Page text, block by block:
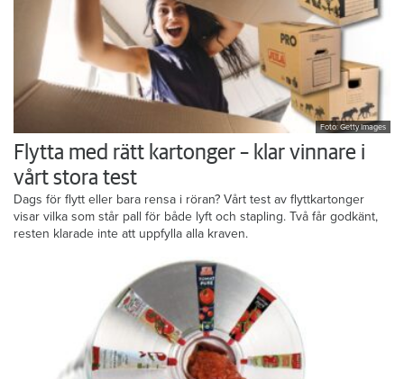
Foto: Getty Images
Flytta med rätt kartonger – klar vinnare i
vårt stora test
Dags för flytt eller bara rensa i röran? Vårt test av flyttkartonger
visar vilka som står pall för både lyft och stapling. Två får godkänt,
resten klarade inte att uppfylla alla kraven.